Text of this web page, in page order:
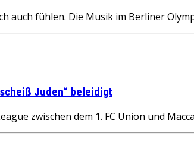
auch fühlen. Die Musik im Berliner
Juden“ beleidigt
zwischen dem 1. FC Union und